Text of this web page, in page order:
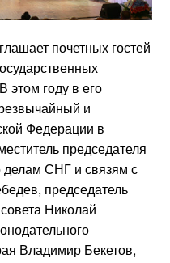
почетных гостей
этом году в его
и
Федерации в
председателя
делам СНГ и связям с
, председатель
Николай
Владимир Бекетов,